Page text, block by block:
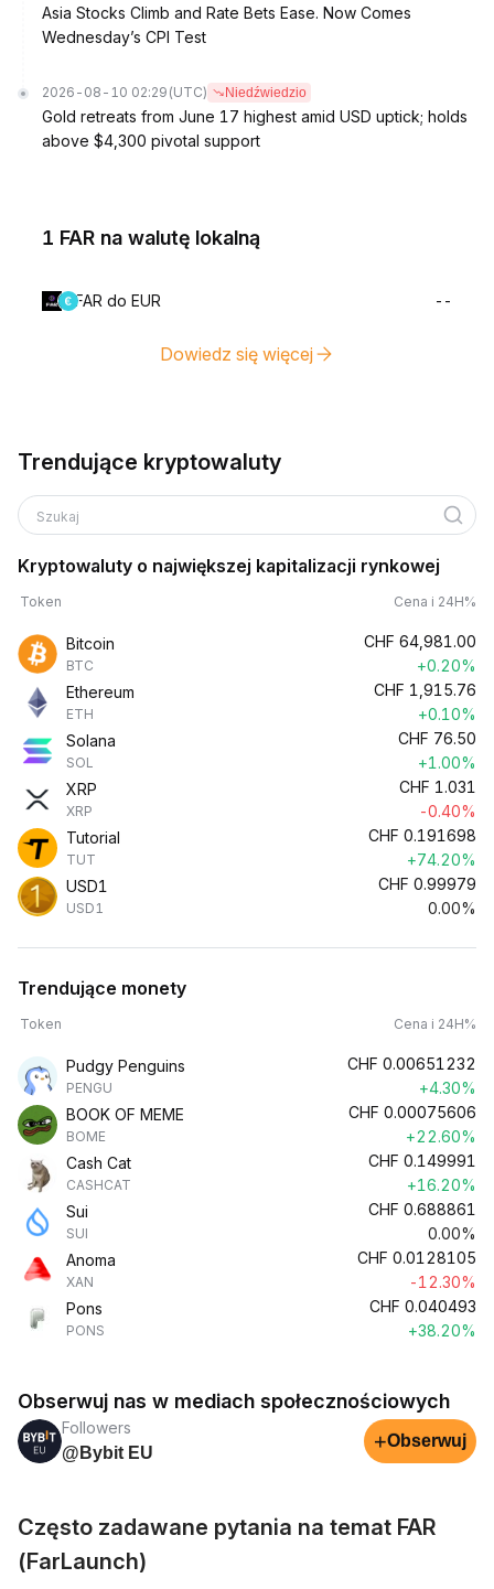
Asia Stocks Climb and Rate Bets Ease. Now Comes
Wednesday’s CPI Test
2026-08-10 02:29 (UTC) Niedźwiedzio
Gold retreats from June 17 highest amid USD uptick; holds
above $4,300 pivotal support
1 FAR na walutę lokalną
FAR do EUR --
Dowiedz się więcej
Trendujące kryptowaluty
Szukaj
Kryptowaluty o największej kapitalizacji rynkowej
Token Cena i 24H%
Bitcoin
BTC
CHF 64,981.00
+0.20%
Ethereum
ETH
CHF 1,915.76
+0.10%
Solana
SOL
CHF 76.50
+1.00%
XRP
XRP
CHF 1.031
-0.40%
Tutorial
TUT
CHF 0.191698
+74.20%
USD1
USD1
CHF 0.99979
0.00%
Trendujące monety
Token Cena i 24H%
Pudgy Penguins
PENGU
CHF 0.00651232
+4.30%
BOOK OF MEME
BOME
CHF 0.00075606
+22.60%
Cash Cat
CASHCAT
CHF 0.149991
+16.20%
Sui
SUI
CHF 0.688861
0.00%
Anoma
XAN
CHF 0.0128105
-12.30%
Pons
PONS
CHF 0.040493
+38.20%
Obserwuj nas w mediach społecznościowych
Followers
@Bybit EU
+Obserwuj
Często zadawane pytania na temat FAR
(FarLaunch)